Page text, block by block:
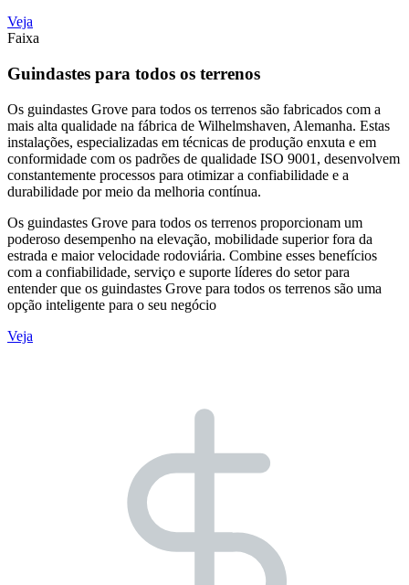
Veja
Faixa
Guindastes para todos os terrenos
Os guindastes Grove para todos os terrenos são fabricados com a
mais alta qualidade na fábrica de Wilhelmshaven, Alemanha. Estas
instalações, especializadas em técnicas de produção enxuta e em
conformidade com os padrões de qualidade ISO 9001, desenvolvem
constantemente processos para otimizar a confiabilidade e a
durabilidade por meio da melhoria contínua.
Os guindastes Grove para todos os terrenos proporcionam um
poderoso desempenho na elevação, mobilidade superior fora da
estrada e maior velocidade rodoviária. Combine esses benefícios
com a confiabilidade, serviço e suporte líderes do setor para
entender que os guindastes Grove para todos os terrenos são uma
opção inteligente para o seu negócio
Veja